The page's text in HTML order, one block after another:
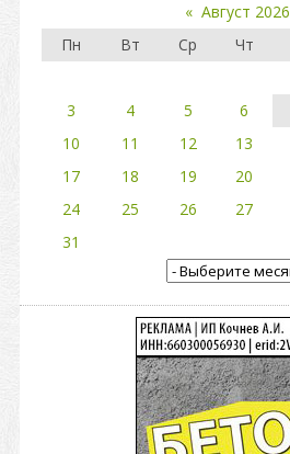
« Август 2026
Пн
Вт Ср Чт
3
4 5 6
10
11 12 13
17
18 19 20
24
25 26 27
31